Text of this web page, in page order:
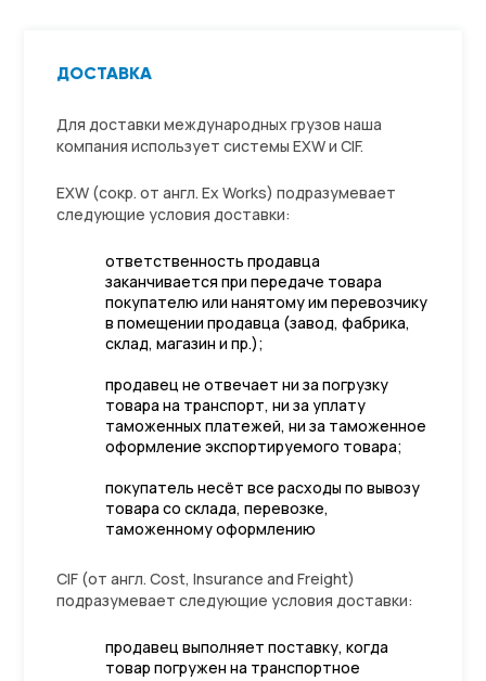
ДОСТАВКА
Для доставки международных грузов наша
компания использует системы EXW и CIF.
EXW (сокр. от англ. Ex Works) подразумевает
следующие условия доставки:
ответственность продавца
заканчивается при передаче товара
покупателю или нанятому им перевозчику
в помещении продавца (завод, фабрика,
склад, магазин и пр.);
продавец не отвечает ни за погрузку
товара на транспорт, ни за уплату
таможенных платежей, ни за таможенное
оформление экспортируемого товара;
покупатель несёт все расходы по вывозу
товара со склада, перевозке,
таможенному оформлению
CIF (от англ. Cost, Insurance and Freight)
подразумевает следующие условия доставки:
продавец выполняет поставку, когда
товар погружен на транспортное